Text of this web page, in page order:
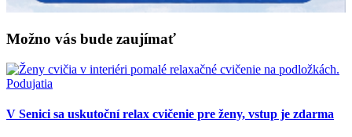
Možno vás bude zaujímať
Podujatia
V Senici sa uskutoční relax cvičenie pre ženy, vstup je zdarma